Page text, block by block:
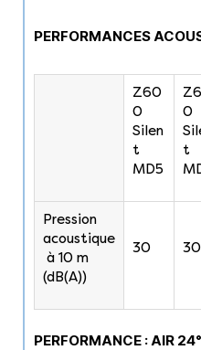
PERFORMANCES
Z60
0
Silen
t
MD5
0
t
Pression
acoustique
à 10 m
(dB(A))
30 30
PERFORMANCE : AIR